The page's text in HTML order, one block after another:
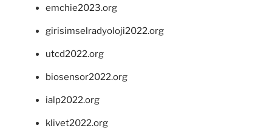
emchie2023.org
girisimselradyoloji2022.org
utcd2022.org
biosensor2022.org
ialp2022.org
klivet2022.org